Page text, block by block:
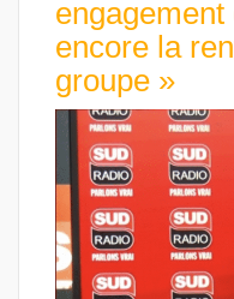
engagement
encore la
groupe »